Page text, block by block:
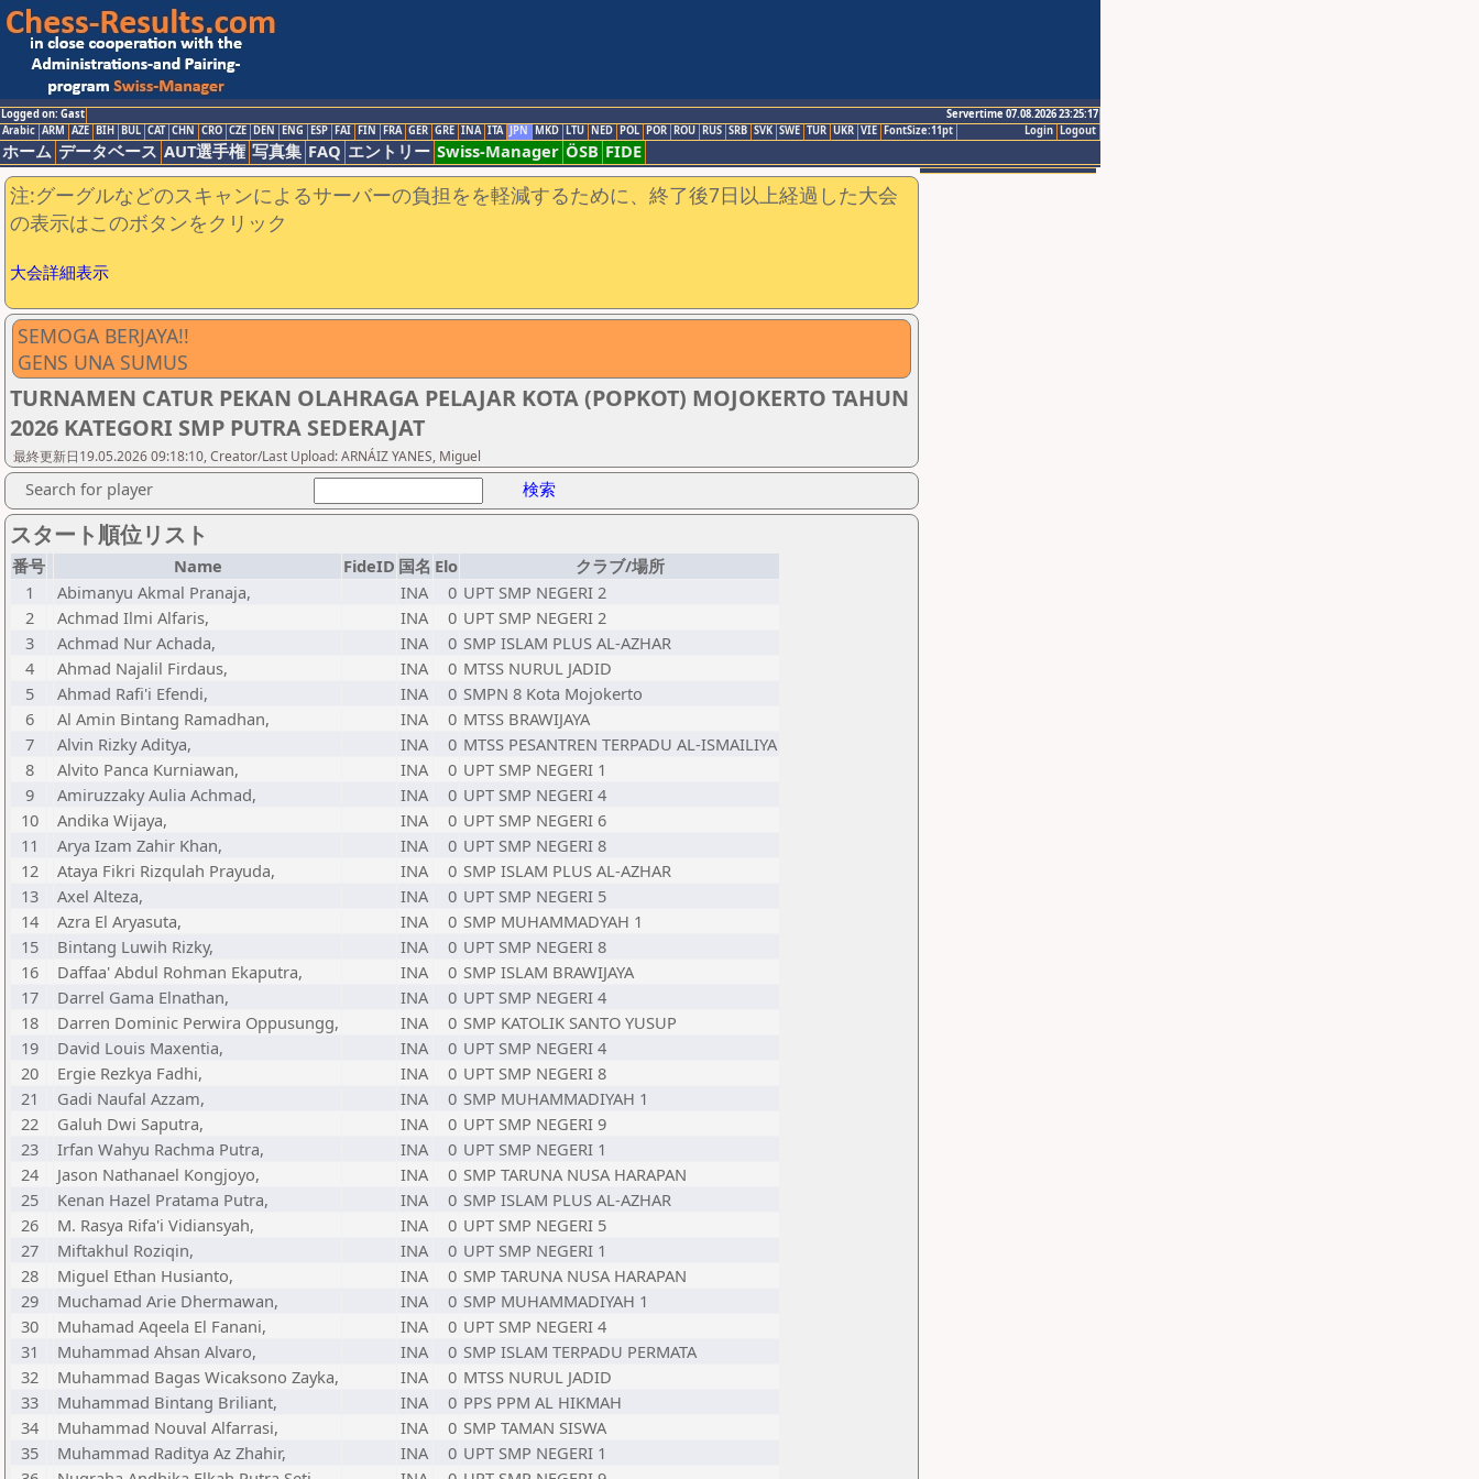
Logged on: Gast
Servertime 07.08.2026 23:25:17
Logout
Login
Arabic ARM AZE BIH BUL CAT CHN CRO CZE DEN ENG ESP FAI FIN FRA GER GRE INA ITA JPN MKD LTU NED POL POR ROU RUS SRB SVK SWE TUR UKR VIE FontSize:11pt
ホーム データベース AUT選手権 写真集 FAQ エントリー Swiss-Manager ÖSB FIDE
注:グーグルなどのスキャンによるサーバーの負担をを軽減するために、終了後7日以上経過した大会
の表示はこのボタンをクリック
大会詳細表示
SEMOGA BERJAYA!!
GENS UNA SUMUS
TURNAMEN CATUR PEKAN OLAHRAGA PELAJAR KOTA (POPKOT) MOJOKERTO TAHUN
2026 KATEGORI SMP PUTRA SEDERAJAT
最終更新日19.05.2026 09:18:10, Creator/Last Upload: ARNÁIZ YANES, Miguel
Search for player 検索
スタート順位リスト
番号 Name FideID 国名 Elo
クラブ/場所
1
Abimanyu Akmal Pranaja, INA 0 UPT SMP NEGERI 2
2
Achmad Ilmi Alfaris, INA 0 UPT SMP NEGERI 2
3
Achmad Nur Achada, INA 0 SMP ISLAM PLUS AL-AZHAR
4
Ahmad Najalil Firdaus, INA 0 MTSS NURUL JADID
5
Ahmad Rafi'i Efendi, INA 0 SMPN 8 Kota Mojokerto
6
Al Amin Bintang Ramadhan, INA 0 MTSS BRAWIJAYA
7
Alvin Rizky Aditya, INA 0 MTSS PESANTREN TERPADU AL-ISMAILIYA
8
Alvito Panca Kurniawan, INA 0 UPT SMP NEGERI 1
9
Amiruzzaky Aulia Achmad, INA 0 UPT SMP NEGERI 4
10
Andika Wijaya, INA 0 UPT SMP NEGERI 6
11
Arya Izam Zahir Khan, INA 0 UPT SMP NEGERI 8
12
Ataya Fikri Rizqulah Prayuda, INA 0 SMP ISLAM PLUS AL-AZHAR
13
Axel Alteza, INA 0 UPT SMP NEGERI 5
14
Azra El Aryasuta, INA 0 SMP MUHAMMADYAH 1
15
Bintang Luwih Rizky, INA 0 UPT SMP NEGERI 8
16
Daffaa' Abdul Rohman Ekaputra, INA 0 SMP ISLAM BRAWIJAYA
17
Darrel Gama Elnathan, INA 0 UPT SMP NEGERI 4
18
Darren Dominic Perwira Oppusungg, INA 0 SMP KATOLIK SANTO YUSUP
19
David Louis Maxentia, INA 0 UPT SMP NEGERI 4
20
Ergie Rezkya Fadhi, INA 0 UPT SMP NEGERI 8
21
Gadi Naufal Azzam, INA 0 SMP MUHAMMADIYAH 1
22
Galuh Dwi Saputra, INA 0 UPT SMP NEGERI 9
23
Irfan Wahyu Rachma Putra, INA 0 UPT SMP NEGERI 1
24
Jason Nathanael Kongjoyo, INA 0 SMP TARUNA NUSA HARAPAN
25
Kenan Hazel Pratama Putra, INA 0 SMP ISLAM PLUS AL-AZHAR
26
M. Rasya Rifa'i Vidiansyah, INA 0 UPT SMP NEGERI 5
27
Miftakhul Roziqin, INA 0 UPT SMP NEGERI 1
28
Miguel Ethan Husianto, INA 0 SMP TARUNA NUSA HARAPAN
29
Muchamad Arie Dhermawan, INA 0 SMP MUHAMMADIYAH 1
30
Muhamad Aqeela El Fanani, INA 0 UPT SMP NEGERI 4
31
Muhammad Ahsan Alvaro, INA 0 SMP ISLAM TERPADU PERMATA
32
Muhammad Bagas Wicaksono Zayka, INA 0 MTSS NURUL JADID
33
Muhammad Bintang Briliant, INA 0 PPS PPM AL HIKMAH
34
Muhammad Nouval Alfarrasi, INA 0 SMP TAMAN SISWA
35
Muhammad Raditya Az Zhahir, INA 0 UPT SMP NEGERI 1